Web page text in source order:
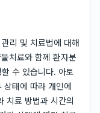
리 및 치료법에 대해
치료와 함께 환자분
수 있습니다. 아토
상태에 따라 개인에
치료 방법과 시간의